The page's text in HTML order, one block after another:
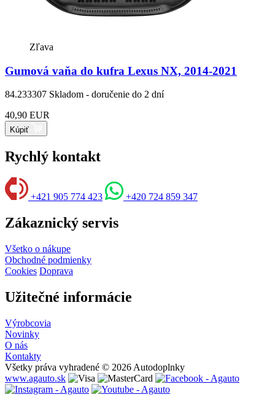
Zľava
Gumová vaňa do kufra Lexus NX, 2014-2021
84.233307 Skladom - doručenie do 2 dní
40,90 EUR
Kúpiť
Rychlý kontakt
+421 905 774 423 +420 724 859 347
Zákaznický servis
Všetko o nákupe
Obchodné podmienky
Cookies Doprava
Užitečné informácie
Výrobcovia
Novinky
O nás
Kontakty
Všetky práva vyhradené © 2026 Autodoplnky
www.agauto.sk